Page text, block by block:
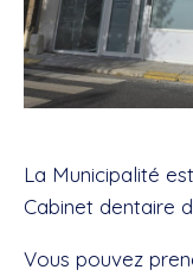
La Municipalité
Cabinet dentaire
Vous pouvez